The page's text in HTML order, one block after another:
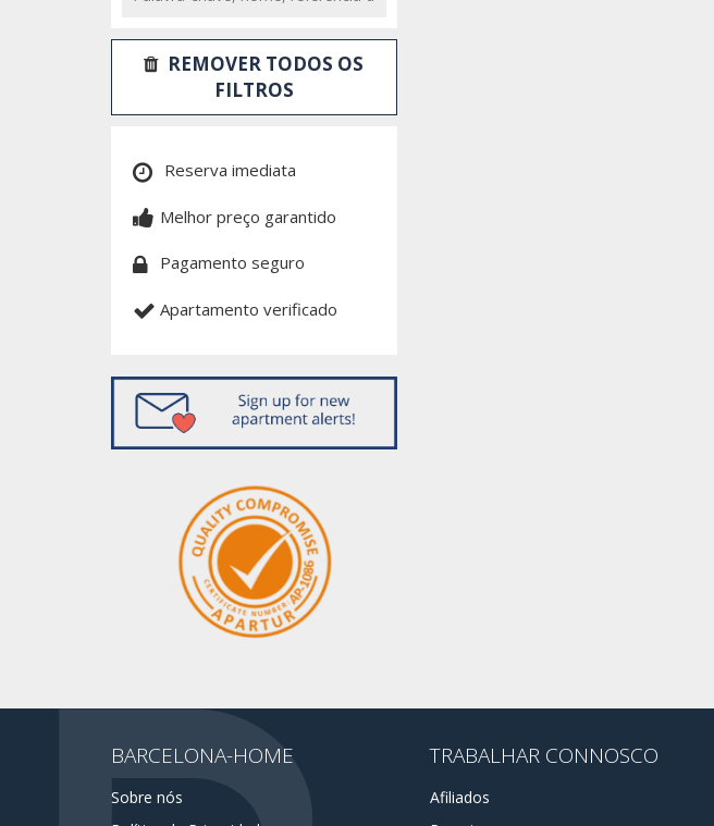
REMOVER TODOS OS
FILTROS
Reserva imediata
Melhor preço garantido
Pagamento seguro
Apartamento verificado
BARCELONA-HOME
Sobre nós
TRABALHAR CONNOSCO
Afiliados